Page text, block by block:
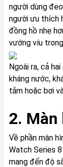
người dùng
người ưu thích
đồng hồ nhẹ
vướng víu
Ngoài ra, cả
kháng nước,
tắm hoặc bơi
2. Màn
Về phần màn
Watch Series
mang đến độ